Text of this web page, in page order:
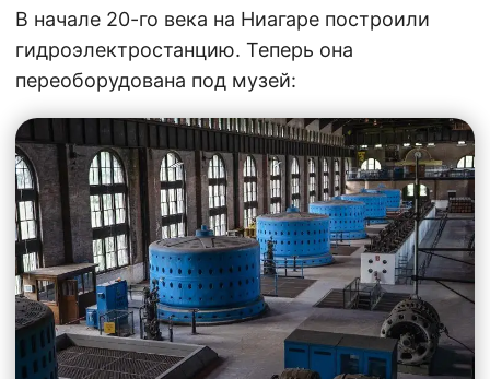
В начале 20-го века на Ниагаре построили
гидроэлектростанцию. Теперь она
переоборудована под музей: